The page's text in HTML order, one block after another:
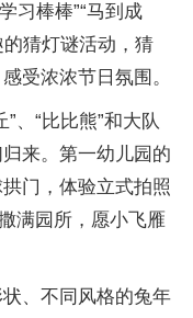
习棒棒”“马到成
的猜灯谜活动，猜
受浓浓节日氛围。
、“比比熊”和大队
来。第一幼儿园的
门，体验立式拍照
满园所，愿小飞雁
、不同风格的兔年